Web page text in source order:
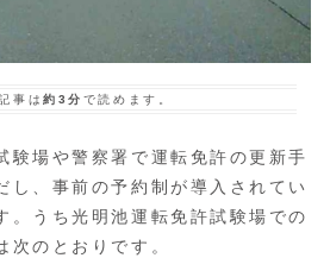
事は約3分 で読めます。
験場や警察署で運転免許の更新手
し、事前の予約制が導入されてい
。うち光明池運転免許試験場での
次のとおりです。